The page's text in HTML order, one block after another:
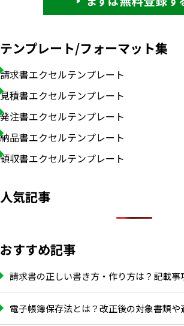
テンプレート/フォーマット集
請求書エクセルテンプレート
見積書エクセルテンプレート
発注書エクセルテンプレート
納品書エクセルテンプレート
領収書エクセルテンプレート
人気記事
おすすめ記事
請求書の正しい書き方・作り方は？記載事
電子帳簿保存法とは？改正後の対象書類や